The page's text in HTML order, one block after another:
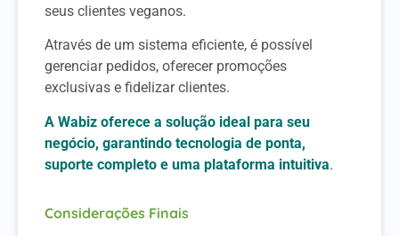
seus clientes veganos.
Através de um sistema eficiente, é possível
gerenciar pedidos, oferecer promoções
exclusivas e fidelizar clientes.
A Wabiz oferece a solução ideal para seu
negócio, garantindo tecnologia de ponta,
suporte completo e uma plataforma intuitiva.
Considerações Finais